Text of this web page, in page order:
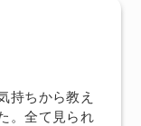
持ちから教え
。全て見られ